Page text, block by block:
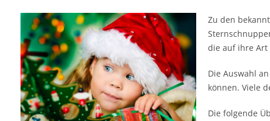
Zu den
die auf ihre Art
Die Auswahl
können. Viele
Die folgende